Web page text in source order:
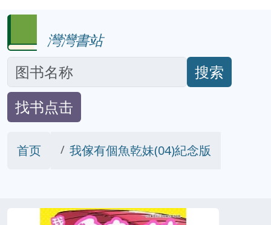
灣灣書站
搜索
找书点击
首页 我傢有個魚乾妹(04)紀念版